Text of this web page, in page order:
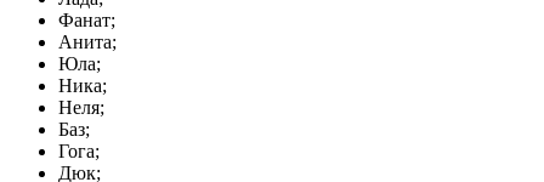
Фанат;
Анита;
Юла;
Ника;
Неля;
Баз;
Гога;
Дюк;